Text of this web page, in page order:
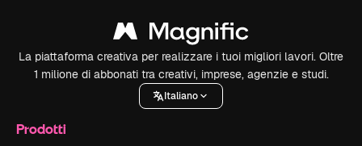
La piattaforma creativa per realizzare i tuoi migliori lavori. Oltre
1 milione di abbonati tra creativi, imprese, agenzie e studi.
Italiano
Prodotti